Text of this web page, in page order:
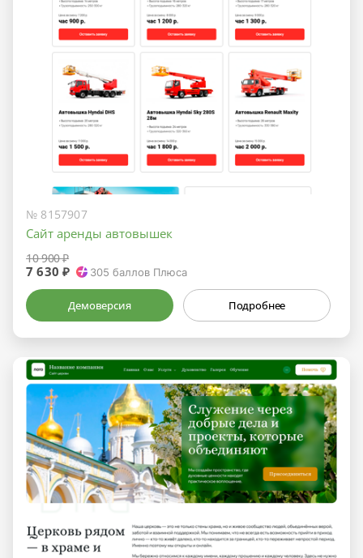
№ 8157907
Сайт аренды автовышек
10 900 ₽
7 630 ₽ 305 баллов Плюса
Демоверсия Подробнее